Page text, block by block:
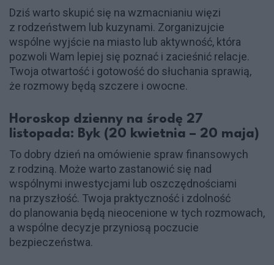
Dziś warto skupić się na wzmacnianiu więzi
z rodzeństwem lub kuzynami. Zorganizujcie
wspólne wyjście na miasto lub aktywność, która
pozwoli Wam lepiej się poznać i zacieśnić relacje.
Twoja otwartość i gotowość do słuchania sprawią,
że rozmowy będą szczere i owocne.
Horoskop dzienny na środę 27
listopada: Byk (20 kwietnia – 20 maja)
To dobry dzień na omówienie spraw finansowych
z rodziną. Może warto zastanowić się nad
wspólnymi inwestycjami lub oszczędnościami
na przyszłość. Twoja praktyczność i zdolność
do planowania będą nieocenione w tych rozmowach,
a wspólne decyzje przyniosą poczucie
bezpieczeństwa.